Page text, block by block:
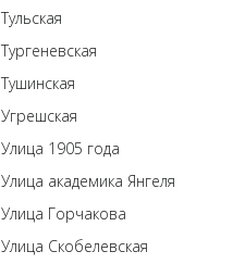
Тульская
Тургеневская
Тушинская
Угрешская
Улица 1905 года
Улица академика Янгеля
Улица Горчакова
Улица Скобелевская